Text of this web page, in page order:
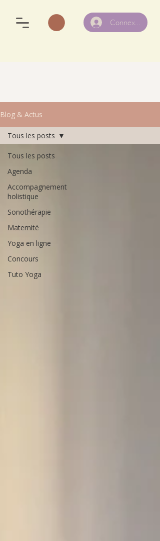
Connexion
Blog & Actus
Tous les posts
Agenda
Accompagnement
holistique
Sonothérapie
Maternité
Yoga en ligne
Concours
Tuto Yoga
Tous les posts